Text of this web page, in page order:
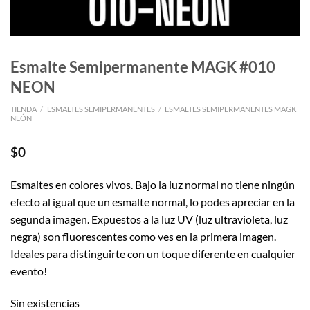
Esmalte Semipermanente MAGK #010
NEON
TIENDA / ESMALTES SEMIPERMANENTES / ESMALTES SEMIPERMANENTES MAGK
NEÓN
$0
Esmaltes en colores vivos. Bajo la luz normal no tiene ningún
efecto al igual que un esmalte normal, lo podes apreciar en la
segunda imagen. Expuestos a la luz UV (luz ultravioleta, luz
negra) son fluorescentes como ves en la primera imagen.
Ideales para distinguirte con un toque diferente en cualquier
evento!
Sin existencias